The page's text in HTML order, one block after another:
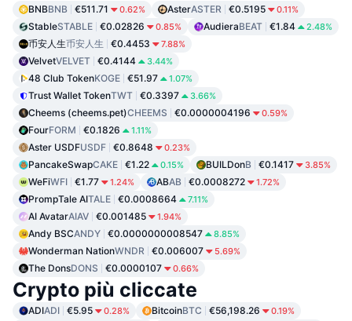
BNBBNB €511.71 0.62% AsterASTER €0.5195 0.11%
StableSTABLE €0.02826 0.85% AudieraBEAT €1.84 2.48%
币安人生币安人生 €0.4453 7.88%
VelvetVELVET €0.4144 3.44%
48 Club TokenKOGE €51.97 1.07%
Trust Wallet TokenTWT €0.3397 3.66%
Cheems (cheems.pet)CHEEMS €0.0000004196 0.59%
FourFORM €0.1826 1.11%
Aster USDFUSDF €0.8648 0.23%
PancakeSwapCAKE €1.22 0.15% BUILDonB €0.1417 3.85%
WeFiWFI €1.77 1.24% ABAB €0.0008272 1.72%
PrompTale AITALE €0.0008664 7.11%
AI AvatarAIAV €0.001485 1.94%
Andy BSCANDY €0.0000000008547 8.85%
Wonderman NationWNDR €0.006007 5.69%
The DonsDONS €0.0000107 0.66%
Crypto più cliccate
ADIADI €5.95 0.28% BitcoinBTC €56,198.26 0.19%